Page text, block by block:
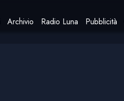
Archivio Radio Luna Pubblicità